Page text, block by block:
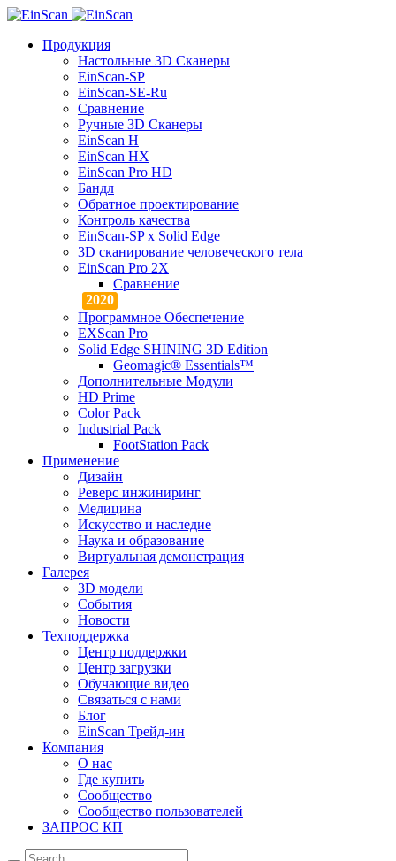
Продукция
Настольные 3D Сканеры
EinScan-SP
EinScan-SE-Ru
Сравнение
Ручные 3D Cканеры
EinScan H
EinScan HX
EinScan Pro HD
Бандл
Обратное проектирование
Контроль качества
EinScan-SP x Solid Edge
3D сканирование человеческого тела
EinScan Pro 2X
Сравнение
Программное Обеспечение
EXScan Pro
Solid Edge SHINING 3D Edition
Geomagic® Essentials™
Дополнительные Модули
HD Prime
Color Pack
Industrial Pack
FootStation Pack
Применение
Дизайн
Реверс инжиниринг
Медицина
Искусство и наследие
Наука и образование
Виртуальная демонстрация
Галерея
3D модели
События
Новости
Техподдержка
Центр поддержки
Центр загрузки
Обучающие видео
Связаться с нами
Блог
EinScan Трейд-ин
Компания
О нас
Где купить
Сообщество
Сообщество пользователей
ЗАПРОС КП